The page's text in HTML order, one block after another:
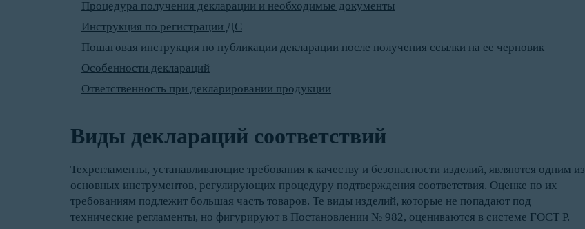
Процедура получения декларации и необходимые документы
Инструкция по регистрации ДС
Пошаговая инструкция по публикации декларации после получения ссылки на ее черновик
Особенности деклараций
Ответственность при декларировании продукции
Виды деклараций соответствий
Техрегламенты, устанавливающие требования к качеству и безопасности изделий, являются одним из
основных инструментов, регулирующих процедуру подтверждения соответствия. Оценке по их
требованиям подлежит большая часть товаров. Те виды изделий, которые не попадают под
технические регламенты, но фигурируют в Постановлении № 982, оцениваются в системе ГОСТ Р.